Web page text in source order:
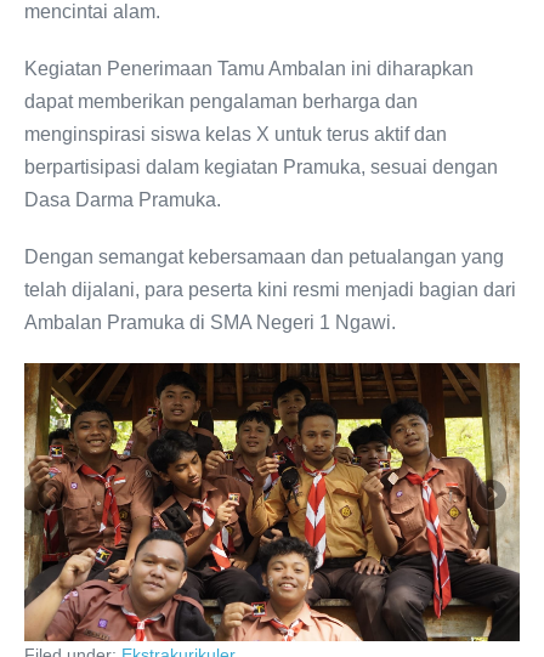
mencintai alam.
Kegiatan Penerimaan Tamu Ambalan ini diharapkan
dapat memberikan pengalaman berharga dan
menginspirasi siswa kelas X untuk terus aktif dan
berpartisipasi dalam kegiatan Pramuka, sesuai dengan
Dasa Darma Pramuka.
Dengan semangat kebersamaan dan petualangan yang
telah dijalani, para peserta kini resmi menjadi bagian dari
Ambalan Pramuka di SMA Negeri 1 Ngawi.